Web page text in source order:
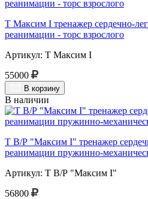
Т Максим I тренажер сердечно-
реанимации - торс взрослого
Артикул: Т Максим I
55000
В корзину
В наличии
Т В/Р "Максим I" тренажер
реанимации пружинно-
Артикул: Т В/Р "Максим I"
56800